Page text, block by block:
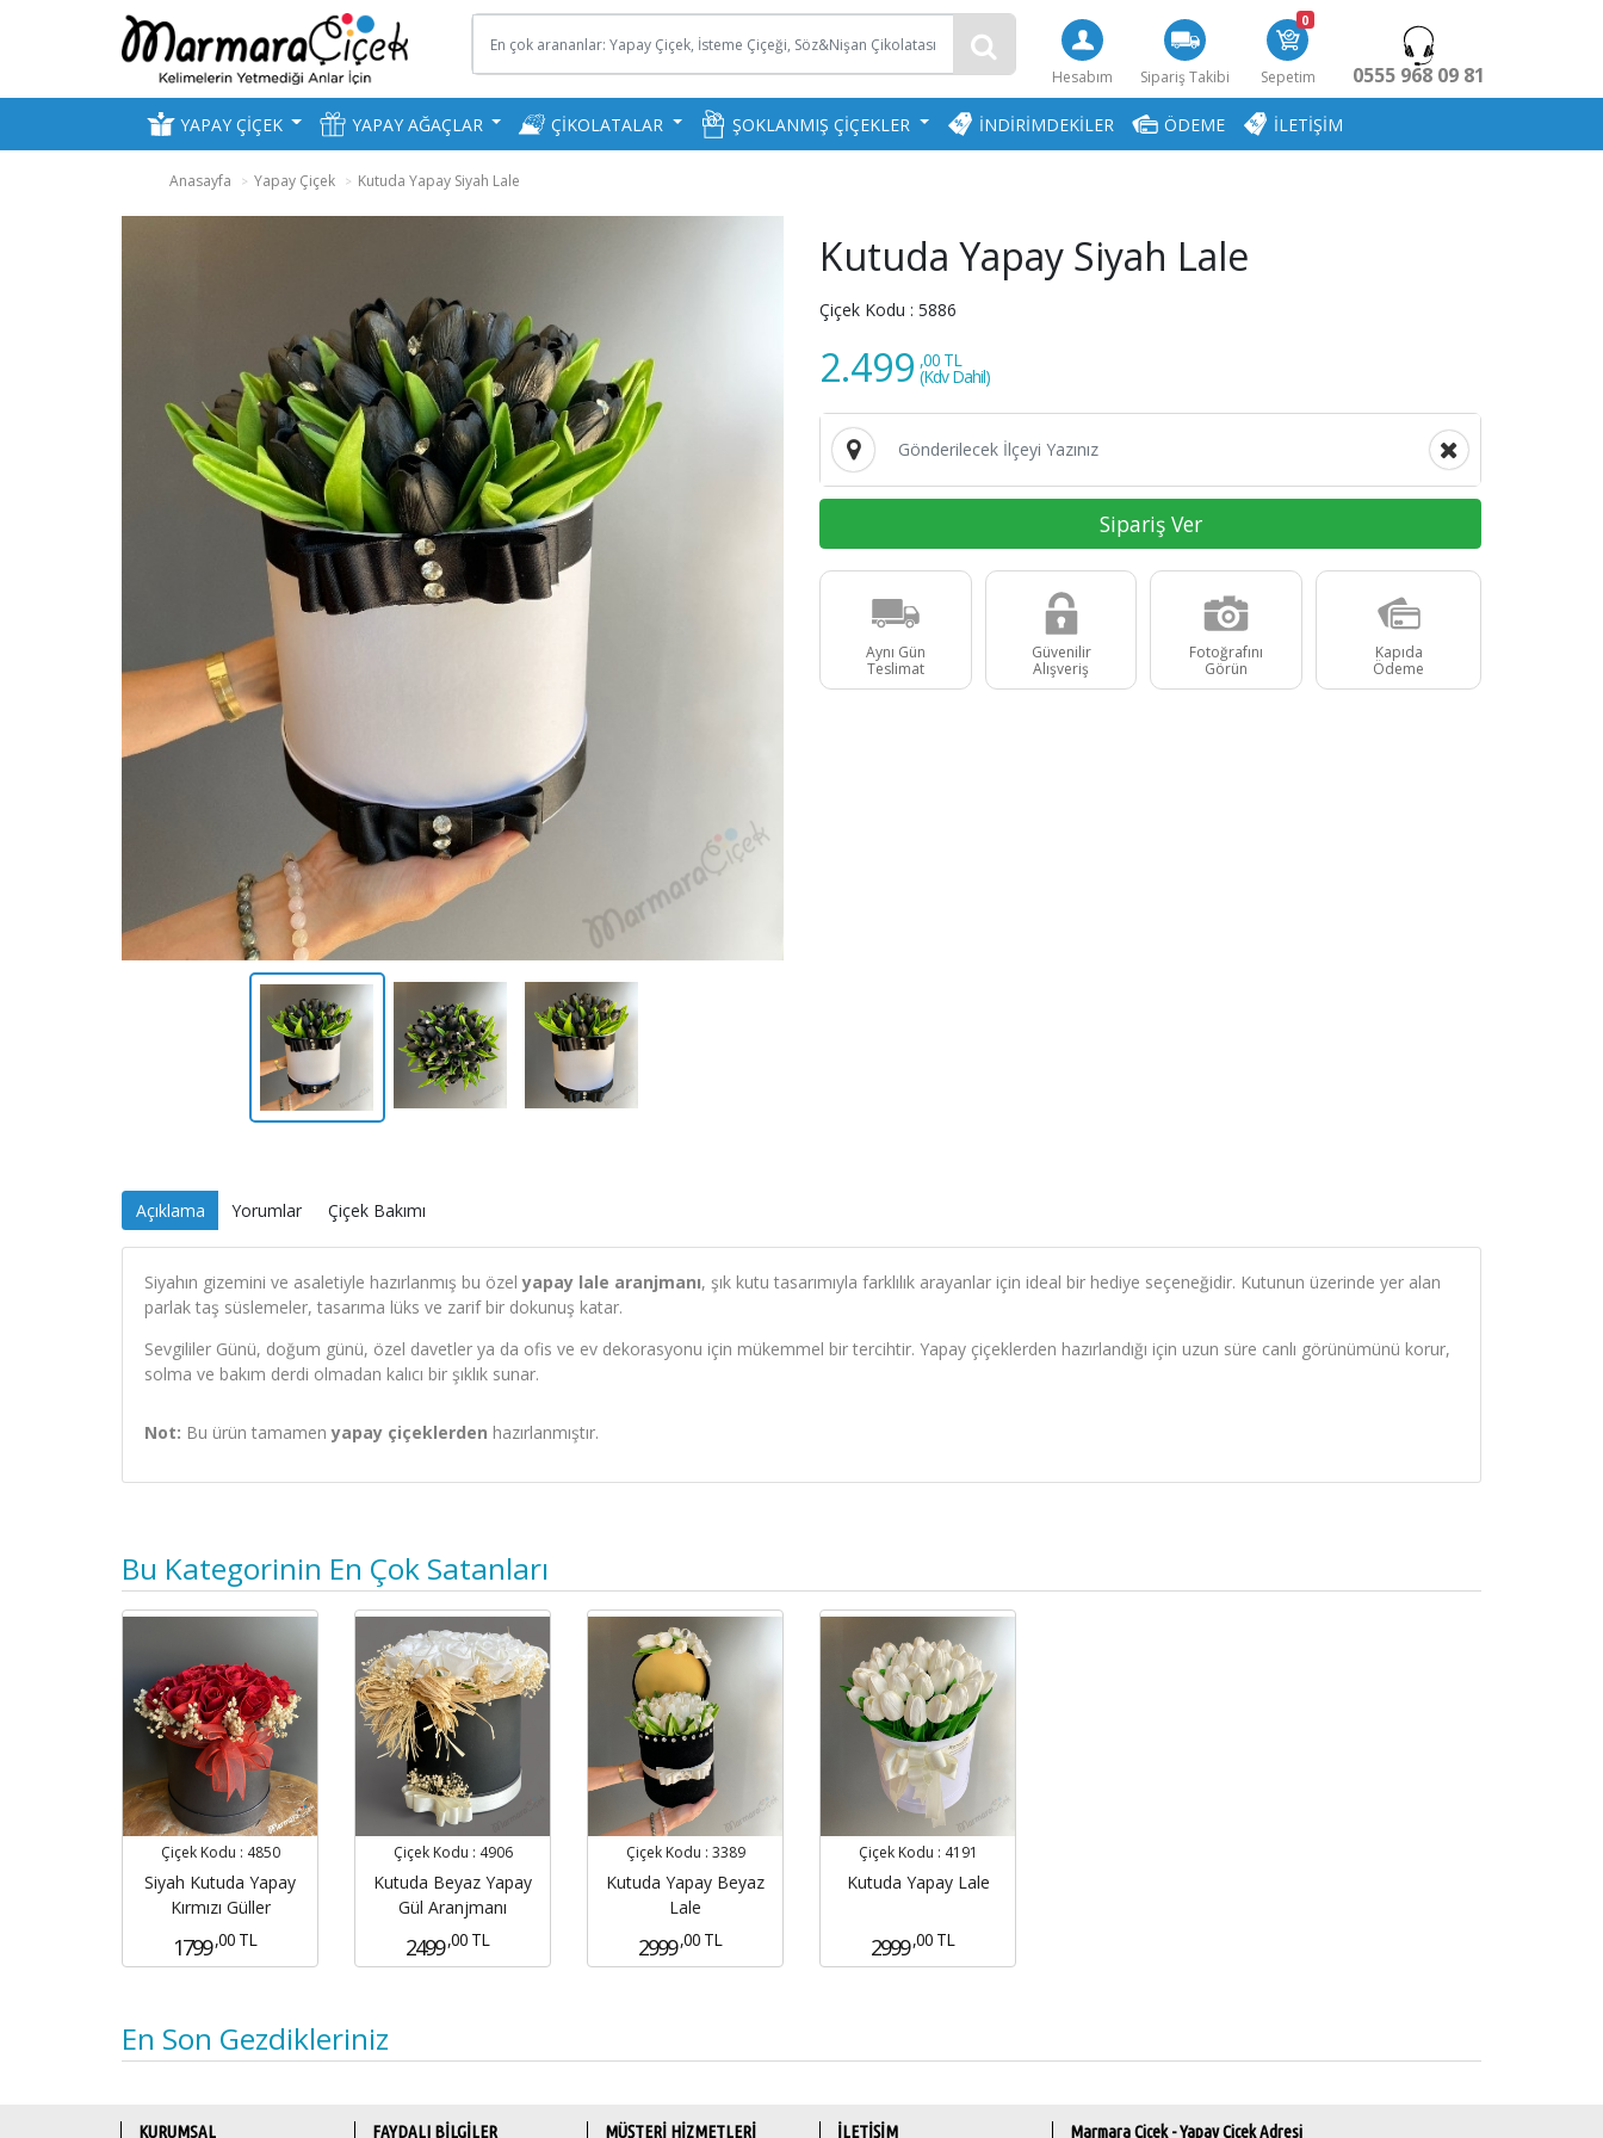
Hesabım Sipariş Takibi
0
Sepetim 0555 968 09 81
YAPAY ÇİÇEK YAPAY AĞAÇLAR ÇİKOLATALAR ŞOKLANMIŞ ÇİÇEKLER İNDİRİMDEKİLER ÖDEME İLETİŞİM
Anasayfa Yapay Çiçek Kutuda Yapay Siyah Lale
Kutuda Yapay Siyah Lale
Çiçek Kodu : 5886
2.499 ,00 TL
(Kdv Dahil)
Sipariş Ver
Aynı Gün
Teslimat
Güvenilir
Alışveriş
Fotoğrafını
Görün
Kapıda
Ödeme
Açıklama Yorumlar Çiçek Bakımı
Siyahın gizemini ve asaletiyle hazırlanmış bu özelyapay lale aranjmanı, şık kutu tasarımıyla farklılık arayanlar için ideal bir hediye seçeneğidir. Kutunun üzerinde yer alan
parlak taş süslemeler, tasarıma lüks ve zarif bir dokunuş katar.
Sevgililer Günü, doğum günü, özel davetler ya da ofis ve ev dekorasyonu için mükemmel bir tercihtir. Yapay çiçeklerden hazırlandığı için uzun süre canlı görünümünü korur,
solma ve bakım derdi olmadan kalıcı bir şıklık sunar.
Not: Bu ürün tamamenyapay çiçeklerden hazırlanmıştır.
Bu Kategorinin En Çok Satanları
Çiçek Kodu : 4850
Siyah Kutuda Yapay
Kırmızı Güller
1799 ,00 TL
Çiçek Kodu : 4906
Kutuda Beyaz Yapay
Gül Aranjmanı
2499 ,00 TL
Çiçek Kodu : 3389
Kutuda Yapay Beyaz
Lale
2999 ,00 TL
Çiçek Kodu : 4191
Kutuda Yapay Lale
2999 ,00 TL
En Son Gezdikleriniz
KURUMSAL FAYDALI BİLGİLER MÜŞTERİ HİZMETLERİ İLETİŞİM Marmara Çiçek - Yapay Çiçek Adresi